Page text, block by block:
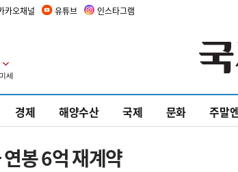
카오채널 유튜브 인스타그램
경제 해양수산 국제 문화 주말
봉 6억 재계약